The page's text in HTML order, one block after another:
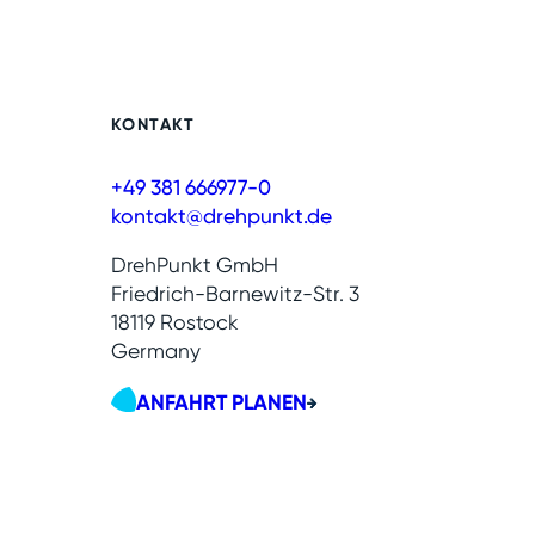
KONTAKT
+49 381 666977-0
kontakt@drehpunkt.de
DrehPunkt GmbH
Friedrich-Barnewitz-Str. 3
18119 Rostock
Germany
ANFAHRT PLANEN